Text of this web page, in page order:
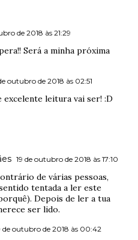
de 2018 às 21:29
Será a minha próxima
outubro de 2018 às 02:51
excelente leitura vai ser! :D
19 de outubro de 2018 às 17:10
de várias pessoas,
tentada a ler este
Depois de ler a tua
ser lido.
de outubro de 2018 às 00:42